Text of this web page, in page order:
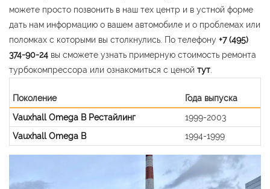
можете просто позвонить в наш тех центр и в устной форме
дать нам информацию о вашем автомобиле и о проблемах или
поломках с которыми вы столкнулись. По телефону +7 (495)
374-90-24 вы сможете узнать примерную стоимость ремонта
турбокомпрессора или ознакомиться с ценой тут
Поколение
Года выпуска
Vauxhall Omega B Рестайлинг
1999-2003
Vauxhall Omega B
1994-1999